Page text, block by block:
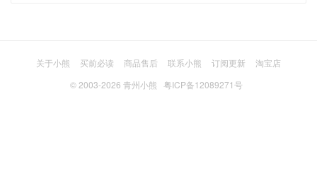
关于小熊 买前必读 商品售后 联系小熊 订阅更新
淘宝店
© 2003-2026 青州小熊 粤ICP备12089271号